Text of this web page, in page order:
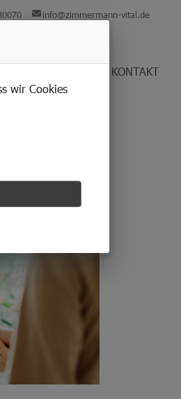
info@zimmermann-vital.de
KONTAKT
wir Cookies